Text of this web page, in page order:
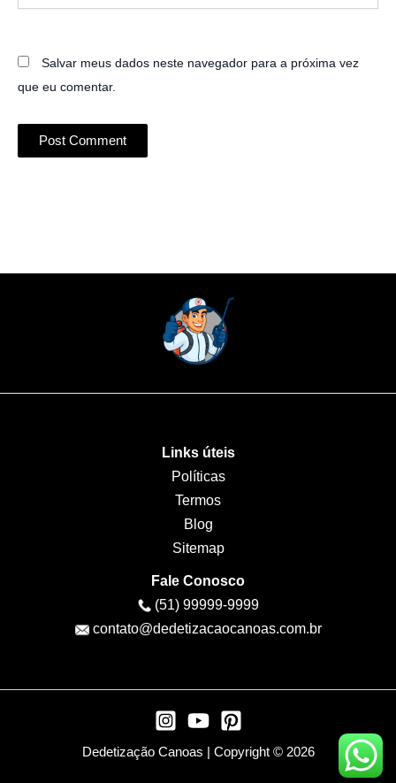
Salvar meus dados neste navegador para a próxima vez
que eu comentar.
Links úteis
Políticas
Termos
Blog
Sitemap
Fale Conosco
(51) 99999-9999
contato@dedetizacaocanoas.com.br
Dedetização Canoas | Copyright © 2026